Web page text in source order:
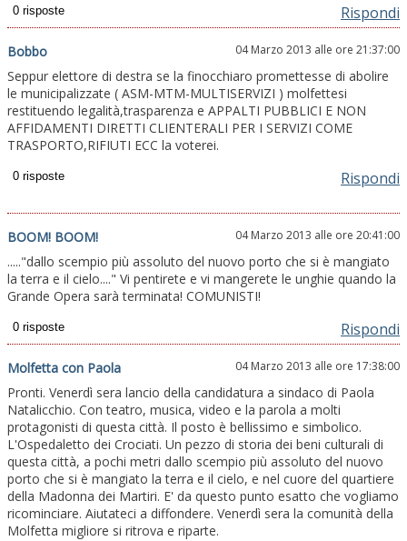
Rispondi
Bobbo 04 Marzo 2013 alle ore 21:37:00
Seppur elettore di destra se la finocchiaro promettesse di abolire
le municipalizzate ( ASM-MTM-MULTISERVIZI ) molfettesi
restituendo legalità,trasparenza e APPALTI PUBBLICI E NON
AFFIDAMENTI DIRETTI CLIENTERALI PER I SERVIZI COME
TRASPORTO,RIFIUTI ECC la voterei.
Rispondi
BOOM! BOOM! 04 Marzo 2013 alle ore 20:41:00
....."dallo scempio più assoluto del nuovo porto che si è mangiato
la terra e il cielo...." Vi pentirete e vi mangerete le unghie quando la
Grande Opera sarà terminata! COMUNISTI!
Rispondi
Molfetta con Paola 04 Marzo 2013 alle ore 17:38:00
Pronti. Venerdì sera lancio della candidatura a sindaco di Paola
Natalicchio. Con teatro, musica, video e la parola a molti
protagonisti di questa città. Il posto è bellissimo e simbolico.
L'Ospedaletto dei Crociati. Un pezzo di storia dei beni culturali di
questa città, a pochi metri dallo scempio più assoluto del nuovo
porto che si è mangiato la terra e il cielo, e nel cuore del quartiere
della Madonna dei Martiri. E' da questo punto esatto che vogliamo
ricominciare. Aiutateci a diffondere. Venerdì sera la comunità della
Molfetta migliore si ritrova e riparte.